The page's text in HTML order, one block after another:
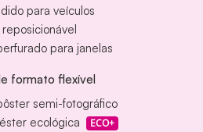
para veículos
reposicionável
para janelas
formato flexível
semi-fotográfico
ecológica
ECO+